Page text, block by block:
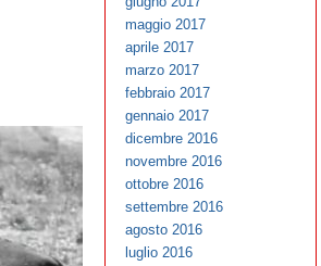
maggio 2017
aprile 2017
marzo 2017
febbraio 2017
gennaio 2017
dicembre 2016
novembre 2016
ottobre 2016
settembre 2016
agosto 2016
luglio 2016